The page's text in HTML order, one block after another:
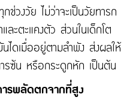
วงวัย ไม่ว่าจะเป็นวัยทารก
ะตะแคงตัว ส่วนในเด็กโต
ดเมื่ออยู่ตามลำพัง ส่งผลให้
ซ้น หรือกระดูกหัก เป็นต้น
รพลัดตกจากที่สูง